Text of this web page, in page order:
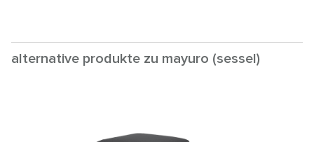
alternative produkte zu mayuro (sessel)